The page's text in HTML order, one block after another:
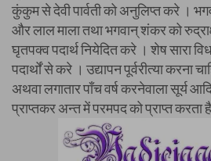
कुंकुम से देवी पार्वती को अनुलिप्त करे ।
और लाल माला तथा भगवान् शंकर को
घृतपक्व पदार्थ नियेदित करे । शेष सारा
पदार्थों से करे । उद्यापन पूर्वरीत्या करना
अथवा लगातार पाँच वर्ष करनेवाला सूर्य
प्राप्तकर अन्त में परमपद को प्राप्त करता